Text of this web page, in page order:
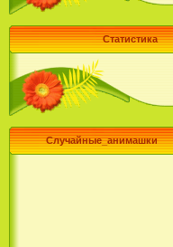
Статистика
Случайные_анимашки